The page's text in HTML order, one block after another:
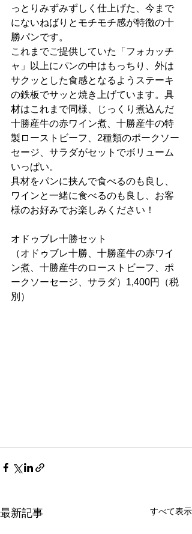
っとりみずみずしく仕上げた、今まで
にないねばりとモチモチ感が特徴の十
勝パンです。
これまでご提供していた「フォカッチ
ャ」以上にパンの中はもっちり、外は
サクッとした食感となるようステーキ
の鉄板でサッと焼き上げています。具
材はこれまで同様、じっくり煮込んだ
十勝産牛の赤ワイン煮、十勝産牛の特
製ローストビーフ、2種類のポークソー
セージ、サラダがセットでボリューム
いっぱい。
具材をパンに挟んで食べるのも良し、
ワインと一緒に食べるのも良し、お客
様のお好みでお楽しみください！
オドゥブレ十勝セット
（オドゥブレ十勝、十勝産牛の赤ワイ
ン煮、十勝産牛のローストビーフ、ポ
ークソーセージ、サラダ）1,400円（税
別）
最新記事 すべて表示